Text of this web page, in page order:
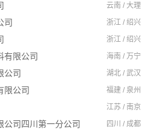
云南 / 大理
司 浙江 / 绍兴
浙江 / 绍兴
有限公司 海南 / 万宁
公司 湖北 / 武汉
限公司 福建 / 泉州
江苏 / 南京
公司四川第一分公司 四川 / 成都